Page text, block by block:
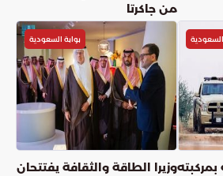
من جاكرتا
السعودية بوابة السعودية
وزيرا الطاقة والثقافة يفتتحان